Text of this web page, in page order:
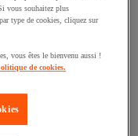
vous souhaitez plus
type de cookies, cliquez sur
vous êtes le bienvenu aussi !
de cookies.